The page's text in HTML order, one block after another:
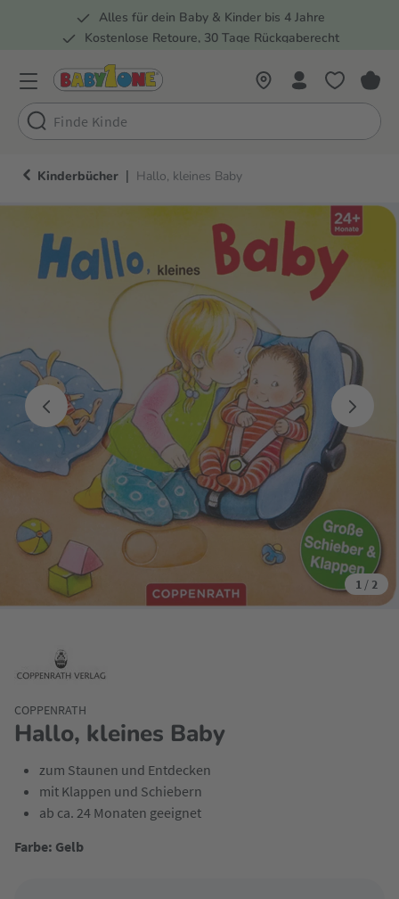
Zur Hauptnavigation springen
Alles für dein Baby & Kinder bis 4 Jahre
Kostenlose Retoure, 30 Tage Rückgaberecht
Kinderbücher | Hallo, kleines Baby
1 / 2
Hallo, kleines Baby
COPPENRATH
zum Staunen und Entdecken
mit Klappen und Schiebern
ab ca. 24 Monaten geeignet
Farbe: Gelb